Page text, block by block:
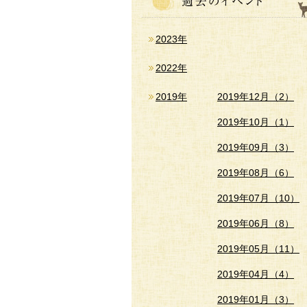
2023年
2022年
2019年 2019年12月（2）
2019年10月（1）
2019年09月（3）
2019年08月（6）
2019年07月（10）
2019年06月（8）
2019年05月（11）
2019年04月（4）
2019年01月（3）